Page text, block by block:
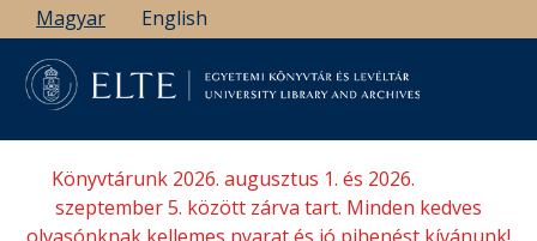
Ugrás
a
tartalomra
Magyar English
Könyvtárunk 2026. augusztus 1. és 2026.
szeptember 5. között zárva tart. Minden kedves